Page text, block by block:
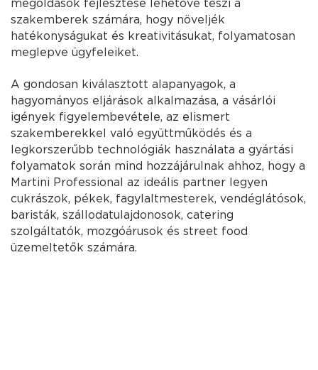
megoldások fejlesztése lehetővé teszi a
szakemberek számára, hogy növeljék
hatékonyságukat és kreativitásukat, folyamatosan
meglepve ügyfeleiket.
A gondosan kiválasztott alapanyagok, a
hagyományos eljárások alkalmazása, a vásárlói
igények figyelembevétele, az elismert
szakemberekkel való együttműködés és a
legkorszerűbb technológiák használata a gyártási
folyamatok során mind hozzájárulnak ahhoz, hogy a
Martini Professional az ideális partner legyen
cukrászok, pékek, fagylaltmesterek, vendéglátósok,
baristák, szállodatulajdonosok, catering
szolgáltatók, mozgóárusok és street food
üzemeltetők számára.